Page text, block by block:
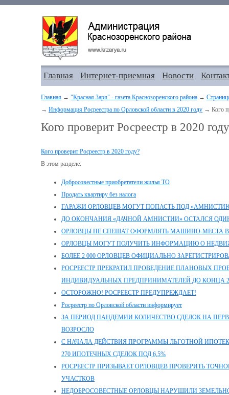
Главная Интернет-приемная Новости
Главная → "Красная Заря" - газета Краснозоренского района →
→ Информация Росреестра по Орловской области в 2020 году → Кого
Кого проверит Росреестр в 2020
Кого проверит Росреестр в 2020 году?
В этом разделе:
Добросовестные приобретатели жилья ТО
Продать квартиру без налога
ГАРАЖИ ОРЛОВЦЕВ МОГУТ ПОПАСТЬ ПОД
ДО ОКОНЧАНИЯ «ДАЧНОЙ АМНИСТИИ» ОСТАЛСЯ
ОРЛОВЦЫ НЕ СПЕШАТ ОФОРМЛЯТЬ МАШИНО-МЕСТА В
ОРЛОВЦЫ МОГУТ ПОЛУЧИТЬ ИНФОРМАЦИЮ О
БОЛЕЕ 2 000 ОРЛОВЦЕВ ОФИЦИАЛЬНО
РОСРЕЕСТР ПРЕКРАТИЛ ПРОВЕДЕНИЕ ПЛАНОВЫХ
ИНДИВИДУАЛЬНЫХ ПРЕДПРИНИМАТЕЛЕЙ ДО КОНЦА
ОСТОРОЖНО! РОСРЕЕСТР ПРЕДУПРЕЖДАЕТ!
Росреестр по Орловской области информирует
ЗА ПЕРИОД ПАНДЕМИИ КОЛИЧЕСТВО СДЕЛОК НА
ВОЗРОСЛО
С НАЧАЛА ДЕЙСТВИЯ ПРОГРАММЫ ЛЬГОТНОЙ
270 ИПОТЕЧНЫХ СДЕЛОК ПОД 6,5%
РОСРЕЕСТР ПРИЗЫВАЕТ ОРЛОВЦЕВ ПРОВЕРИТЬ
УЧАСТКОВ
НЕДОБРОСОВЕСТНЫЕ ОРЛОВЦЫ НАРУШИЛИ